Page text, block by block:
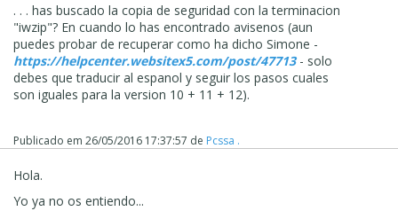
. . . has buscado la copia de seguridad con la terminacion
"iwzip"? En cuando lo has encontrado avisenos (aun
puedes probar de recuperar como ha dicho Simone -
https://helpcenter.websitex5.com/post/47713- solo
debes que traducir al espanol y seguir los pasos cuales
son iguales para la version 10 + 11 + 12).
Publicado em 26/05/2016 17:37:57 de Pcssa .
Hola.
Yo ya no os entiendo...